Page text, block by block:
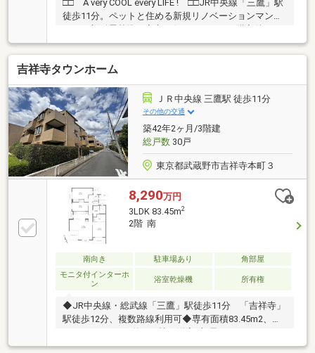
□□ A very COOL every LIFE ! □□JR中央線「三鷹」駅
徒歩11分。ペットと住める新規リノベーションマンシ
「おウチ」と「お金」のご相談窓口をご用意しており
ます！・金利上昇時のリスクヘッジ、借換え相談、繰
上返済のタイミング、各種保険の見直し・・・etc・お
ウチの設備保証や定期点検、駆け付けサービス・・・
etcまずはお気軽に現地をご覧下さいませ。物件の詳細
について、ご見学希望のお客様は下記番号までお気軽
にご連絡下さい。お問い合わせ専用フリーダイヤル ：
０１２０－１３５－００４
吉祥寺タウンホーム
ＪＲ中央線 三鷹駅 徒歩11分
その他の交通
築42年2ヶ月/3階建
総戸数30戸
東京都武蔵野市吉祥寺本町３
8,290万円
3LDK 83.45m2
2階 南
南向き 駐車場あり
角部屋
モニタ付インターホ
ン
浴室乾燥機 所有権
◆JR中央線・総武線「三鷹」駅徒歩11分 「吉祥寺」
駅徒歩12分、複数路線利用可◆専有面積83.45m2、
14.48m2◆新規内装リフォーム キッチンは浄水器・